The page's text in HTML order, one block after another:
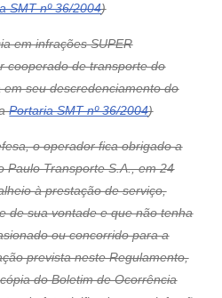
SMT nº 36/2004)
em infrações SUPER
cooperado de transporte do
seu descredenciamento do
Portaria SMT nº 36/2004)
o operador fica obrigado a
Paulo Transporte S.A., em 24
à prestação de serviço,
de sua vontade e que não tenha
ou concorrido para a
prevista neste Regulamento,
do Boletim de Ocorrência